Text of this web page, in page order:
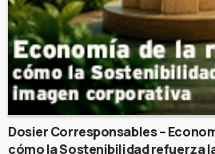
Dosier Corresponsables –
cómo la Sostenibilidad refuerza